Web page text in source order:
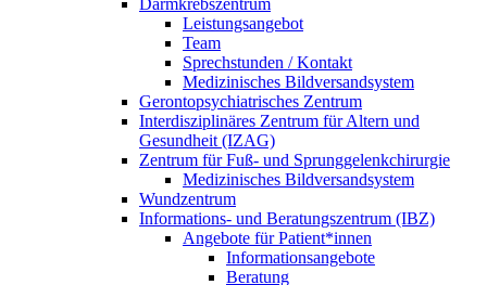
Leistungsangebot
Team
Sprechstunden / Kontakt
Medizinisches Bildversandsystem
Gerontopsychiatrisches Zentrum
Interdisziplinäres Zentrum für Altern und
Gesundheit (IZAG)
Zentrum für Fuß- und Sprunggelenkchirurgie
Medizinisches Bildversandsystem
Wundzentrum
Informations- und Beratungszentrum (IBZ)
Angebote für Patient*innen
Informationsangebote
Beratung